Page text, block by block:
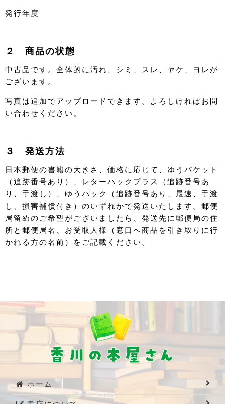
発行年度
２ 商品の状態
中古品です。全体的に汚れ、シミ、スレ、ヤケ、ヨレが
ございます。
写真は追加でアップロードできます。よろしければお問
い合わせください。
３ 発送方法
日本郵便の書籍の大きさ、価格に応じて、ゆうパケット
（追跡番号あり）、レターパックプラス（追跡番号あ
り、手渡し）、ゆうパック（追跡番号あり、最速、手渡
し、損害補償付き）のいずれかで発送いたします。郵便
局留めのご希望がございましたら、発送先に郵便局の住
所と郵便局名、お受取人様（窓口へ商品を引き取りに行
かれる方の名前）をご記載ください。
ホーム